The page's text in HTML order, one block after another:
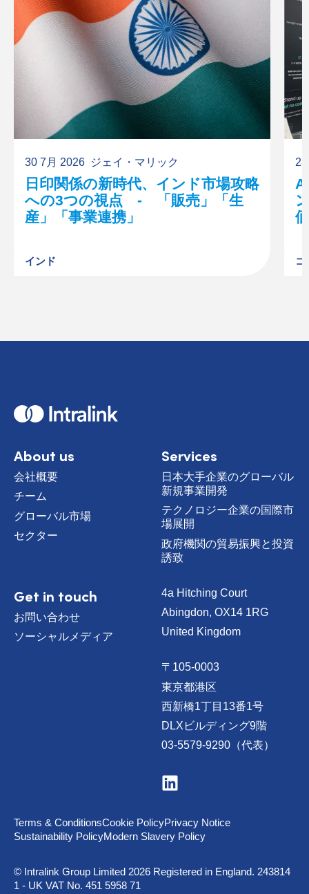
30 7月 2026 ジェイ・マリック
日印関係の新時代、インド市場攻略
への3つの視点 - 「販売」「生
産」「事業連携」
インド コ
H
o
About us
会社概要
チーム
グローバル市場
セクター
Services
日本大手企業のグローバル
新規事業開発
テクノロジー企業の国際市
場展開
政府機関の貿易振興と投資
誘致
Get in touch
お問い合わせ
ソーシャルメディア
4a Hitching Court
Abingdon, OX14 1RG
United Kingdom
〒105-0003
東京都港区
西新橋1丁目13番1号
DLXビルディング9階
03-5579-9290（代表）
V
i
t
u
n
L
© Intralink Group Limited 2026 Registered in England. 243814
1 - UK VAT No. 451 5958 71
Terms & ConditionsCookie PolicyPrivacy Notice
Sustainability PolicyModern Slavery Policy